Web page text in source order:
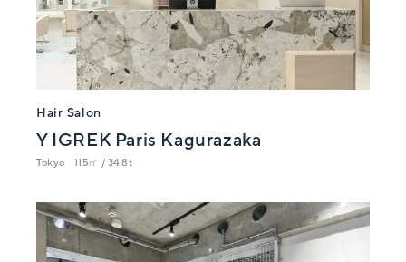
Hair Salon
Y IGREK Paris Kagurazaka
Tokyo 115㎡ / 34.8t